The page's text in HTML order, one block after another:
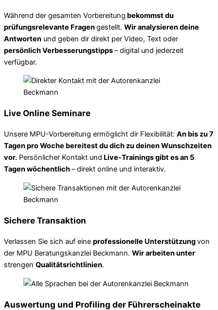
Während der gesamten Vorbereitung bekommst du
prüfungsrelevante Fragengestellt. Wir analysieren deine
Antworten und geben dir direkt per Video, Text oder
persönlich Verbesserungstipps– digital und jederzeit
verfügbar.
Live Online Seminare
Unsere MPU-Vorbereitung ermöglicht dir Flexibilität: An bis zu 7
Tagen pro Woche bereitest du dich zu deinen Wunschzeiten
vor. Persönlicher Kontakt und Live-Trainings gibt es an 5
Tagen wöchentlich– direkt online und interaktiv.
Sichere Transaktion
Verlassen Sie sich auf eine professionelle Unterstützungvon
der MPU Beratungskanzlei Beckmann. Wir arbeiten unter
strengen Qualitätsrichtlinien.
Auswertung und Profiling der Führerscheinakte